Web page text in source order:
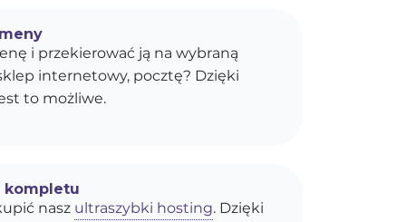
i przekierować ją na wybraną
internetowy, pocztę? Dzięki
to możliwe.
kompletu
nasz ultraszybki hosting. Dzięki